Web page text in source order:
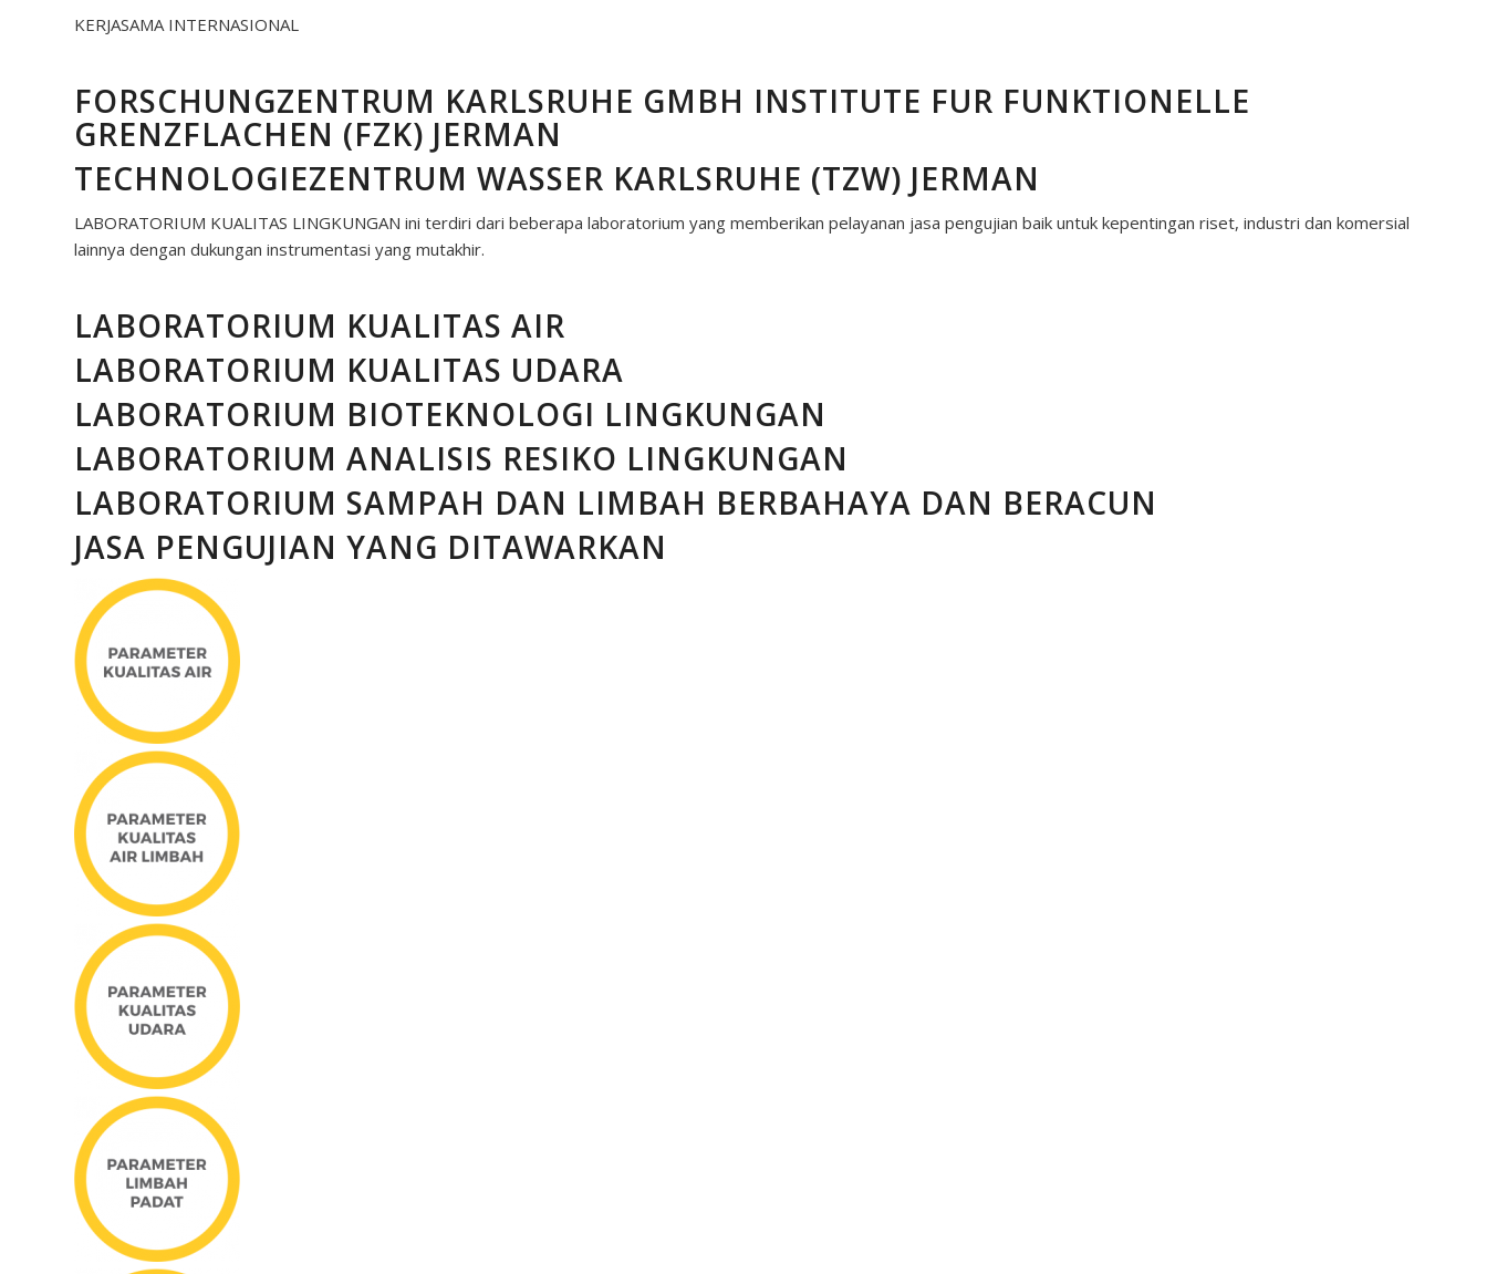
KERJASAMA INTERNASIONAL
FORSCHUNGZENTRUM KARLSRUHE GMBH INSTITUTE FUR FUNKTIONELLE
GRENZFLACHEN (FZK) JERMAN
TECHNOLOGIEZENTRUM WASSER KARLSRUHE (TZW) JERMAN
LABORATORIUM KUALITAS LINGKUNGAN ini terdiri dari beberapa laboratorium yang memberikan pelayanan jasa pengujian baik untuk kepentingan riset, industri dan komersial
lainnya dengan dukungan instrumentasi yang mutakhir.
LABORATORIUM KUALITAS AIR
LABORATORIUM KUALITAS UDARA
LABORATORIUM BIOTEKNOLOGI LINGKUNGAN
LABORATORIUM ANALISIS RESIKO LINGKUNGAN
LABORATORIUM SAMPAH DAN LIMBAH BERBAHAYA DAN BERACUN
JASA PENGUJIAN YANG DITAWARKAN